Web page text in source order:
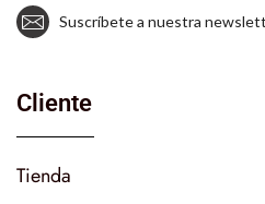
Suscríbete a nuestra
Cliente
Tienda